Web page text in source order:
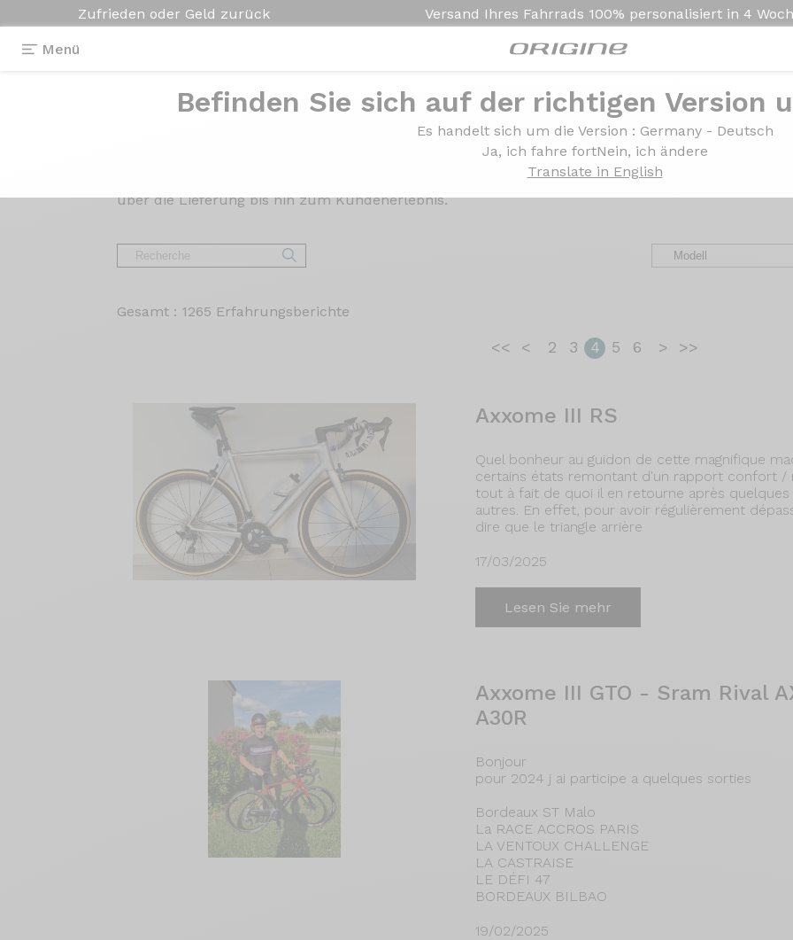
Zufrieden oder Geld zurück Versand Ihres Fahrrads 100% personalisiert in 4
Menü
Befinden Sie sich auf der richtigen Version
Es handelt sich um die Version : Germany - Deutsch
Ja, ich fahre fortNein, ich ändere
Translate in English
Kundenmeinungen und-erfahrungen
Lesen Sie die Meinungen zu unseren Rennrädern, Gravelbikes, MTBs und E-Bikes.
über die Lieferung bis hin zum Kundenerlebnis.
Gesamt : 1265 Erfahrungsberichte
<< < 2 3 4 5 6 > >>
Axxome III RS
Quel bonheur au guidon de cette magnifique
certains états remontant d'un rapport confort /
tout à fait de quoi il en retourne après
autres. En effet, pour avoir régulièrement
dire que le triangle arrière
17/03/2025
Lesen Sie mehr
Axxome III GTO - Sram Rival
A30R
Bonjour
pour 2024 j ai participe a quelques sorties
Bordeaux ST Malo
La RACE ACCROS PARIS
LA VENTOUX CHALLENGE
LA CASTRAISE
LE DÉFI 47
BORDEAUX BILBAO
19/02/2025